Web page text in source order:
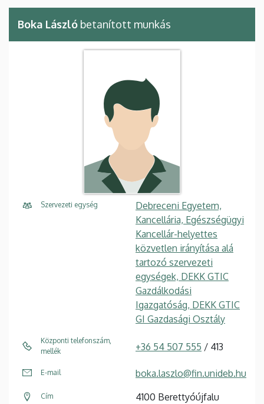
Boka László betanított munkás
Szervezeti egység
Debreceni Egyetem,
Kancellária, Egészségügyi
Kancellár-helyettes
közvetlen irányítása alá
tartozó szervezeti
egységek, DEKK GTIC
Gazdálkodási
Igazgatóság, DEKK GTIC
GI Gazdasági Osztály
Központi telefonszám,
mellék
+36 54 507 555 / 413
E-mail boka.laszlo@fin.unideb.hu
Cím
4100 Berettyóújfalu